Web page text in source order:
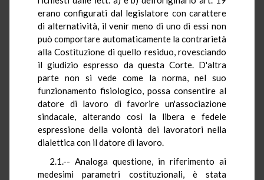
erano configurati dal legislatore con carattere
di alternatività, il venir meno di uno di essi non
può comportare automaticamente la contrarietà
alla Costituzione di quello residuo, rovesciando
il giudizio espresso da questa Corte. D'altra
parte non si vede come la norma, nel suo
funzionamento fisiologico, possa consentire al
datore di lavoro di favorire un'associazione
sindacale, alterando così la libera e fedele
espressione della volontà dei lavoratori nella
dialettica con il datore di lavoro.
2.1.-- Analoga questione, in riferimento ai
medesimi parametri costituzionali, è stata